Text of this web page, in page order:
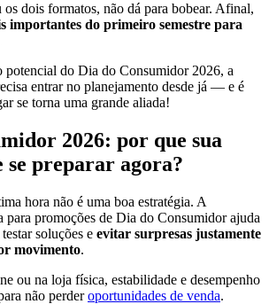
dois formatos, não dá para bobear. Afinal,
importantes do primeiro semestre para
potencial do Dia do Consumidor 2026, a
entrar no planejamento desde já — e é
se torna uma grande aliada!
2026: por que sua
se preparar agora?
hora não é uma boa estratégia. A
para promoções de Dia do Consumidor ajuda
soluções e evitar surpresas justamente
movimento.
ou na loja física, estabilidade e desempenho
não perderoportunidades de venda.